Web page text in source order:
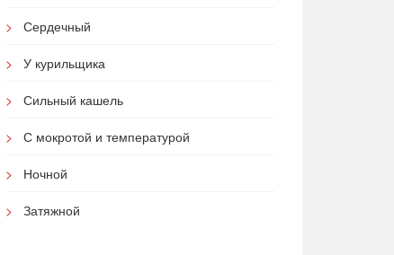
Сердечный
У курильщика
Сильный кашель
С мокротой и температурой
Ночной
Затяжной